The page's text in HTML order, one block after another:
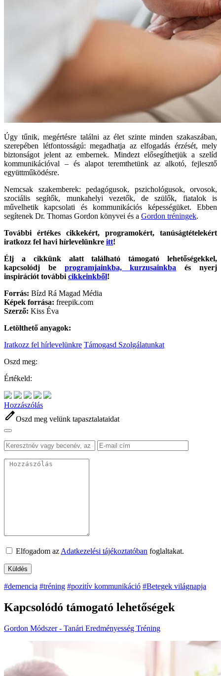
Úgy tűnik, megértésre találni az élet szinte minden szakaszában,
szerepében létfontosságú: megadhatja az elfogadás érzését, mely
biztonságot jelent az embernek. Mindezt elősegíthetjük a szelíd
kommunikációval – és alapot teremthetünk az alkotó, fejlesztő
együttműködésre.
Nemcsak szakemberek: pedagógusok, pszichológusok, orvosok,
szociális segítők, munkahelyi vezetők, de szülők, fiatalok is
művelhetik kapcsolati és kommunikációs képességüket. Ebben
segítenek Dr. Thomas Gordon könyvei és a Gordon tréningek.
További értékes cikkekért, programokért, tanúságtételekért
iratkozz fel havi hírlevelünkre itt!
Élj a cikkünk alatt található támogató lehetőségekkel,
kapcsolódj be programjainkba, kurzusainkba és nyerj
inspirációt további cikkeinkből!
Forrás: Bízd Rá Magad Média
Képek forrása: freepik.com
Szerző: Kiss Éva
Letölthető anyagok:
Iratkozz fel hírlevelünkre Támogasd Szolgálatunkat
Oszd meg:
Értékeld:
Hozzászólás
editOszd meg velünk tapasztalataidat
Elfogadom az Adatkezelési tájékoztatóban foglaltakat.
#demencia #tréning #pozitív kommunikáció #Betegek világnapja
Kapcsolódó támogató lehetőségek
Gordon Módszer - Tanári Eredményesség Tréning